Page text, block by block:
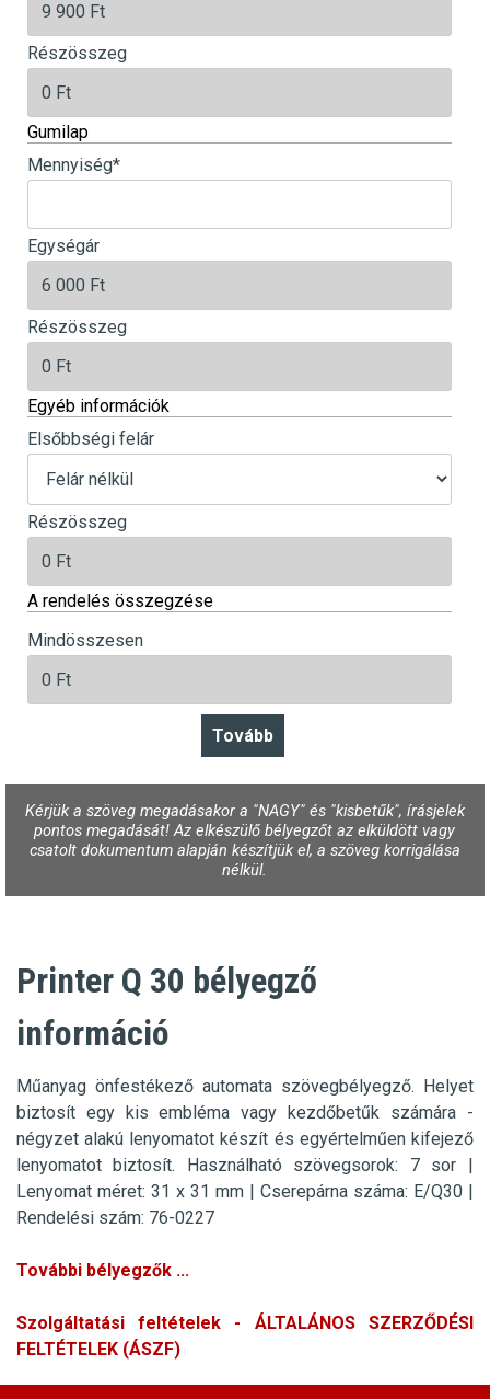
Részösszeg
Gumilap
Mennyiség*
Egységár
Részösszeg
Egyéb információk
Elsőbbségi felár
Részösszeg
A rendelés összegzése
Mindösszesen
Kérjük a szöveg megadásakor a "NAGY" és "kisbetűk", írásjelek
pontos megadását! Az elkészülő bélyegzőt az elküldött vagy
csatolt dokumentum alapján készítjük el, a szöveg korrigálása
nélkül.
Printer Q 30 bélyegző
információ
Műanyag önfestékező automata szövegbélyegző. Helyet
biztosít egy kis embléma vagy kezdőbetűk számára -
négyzet alakú lenyomatot készít és egyértelműen kifejező
lenyomatot biztosít.
Használható szövegsorok: 7 sor
|
Lenyomat méret: 31 x 31 mm | Cserepárna száma: E/Q30 |
Rendelési szám: 76-0227
További bélyegzők ...
Szolgáltatási feltételek - ÁLTALÁNOS SZERZŐDÉSI
FELTÉTELEK (ÁSZF)